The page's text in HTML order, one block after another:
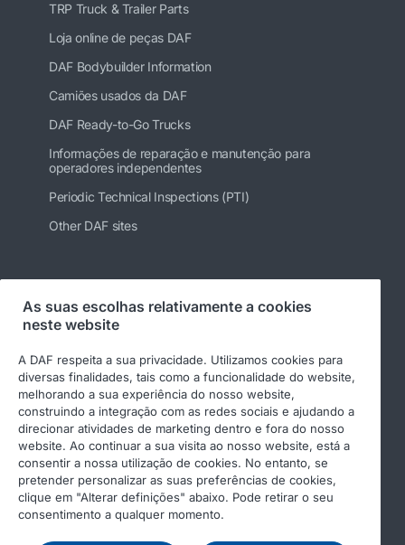
TRP Truck & Trailer Parts
Loja online de peças DAF
DAF Bodybuilder Information
Camiões usados da DAF
DAF Ready-to-Go Trucks
Informações de reparação e manutenção para
operadores independentes
Periodic Technical Inspections (PTI)
Other DAF sites
Siga-nos
© 2026 DAF
Aviso legal
Declaração de privacidade
DAF e cookies
As suas escolhas relativamente a cookies
neste website
A DAF respeita a sua privacidade. Utilizamos cookies para
diversas finalidades, tais como a funcionalidade do website,
melhorando a sua experiência do nosso website,
construindo a integração com as redes sociais e ajudando a
direcionar atividades de marketing dentro e fora do nosso
website. Ao continuar a sua visita ao nosso website, está a
consentir a nossa utilização de cookies. No entanto, se
pretender personalizar as suas preferências de cookies,
clique em "Alterar definições" abaixo. Pode retirar o seu
consentimento a qualquer momento.